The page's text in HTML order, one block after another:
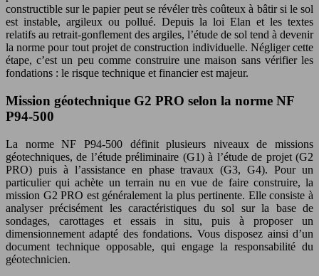
constructible sur le papier peut se révéler très coûteux à bâtir si le sol
est instable, argileux ou pollué. Depuis la loi Elan et les textes
relatifs au retrait-gonflement des argiles, l’étude de sol tend à devenir
la norme pour tout projet de construction individuelle. Négliger cette
étape, c’est un peu comme construire une maison sans vérifier les
fondations : le risque technique et financier est majeur.
Mission géotechnique G2 PRO selon la norme NF
P94-500
La norme NF P94-500 définit plusieurs niveaux de missions
géotechniques, de l’étude préliminaire (G1) à l’étude de projet (G2
PRO) puis à l’assistance en phase travaux (G3, G4). Pour un
particulier qui achète un terrain nu en vue de faire construire, la
mission G2 PRO est généralement la plus pertinente. Elle consiste à
analyser précisément les caractéristiques du sol sur la base de
sondages, carottages et essais in situ, puis à proposer un
dimensionnement adapté des fondations. Vous disposez ainsi d’un
document technique opposable, qui engage la responsabilité du
géotechnicien.